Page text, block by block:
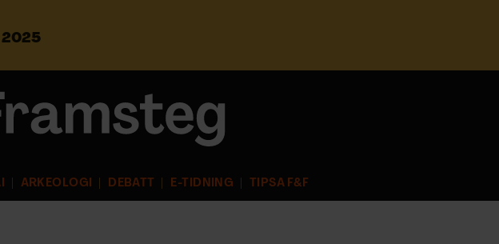
ARKEOLOGI DEBATT E-TIDNING TIPSA F&F
r